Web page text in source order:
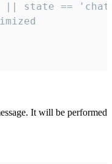
state ==
It will be performed